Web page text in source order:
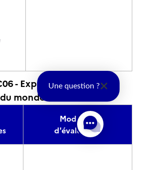
- Expression et
monde
Modalités
d'évaluation
Une question ?